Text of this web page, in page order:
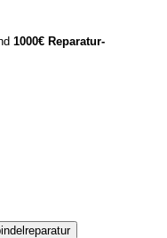
1000€ Reparatur-